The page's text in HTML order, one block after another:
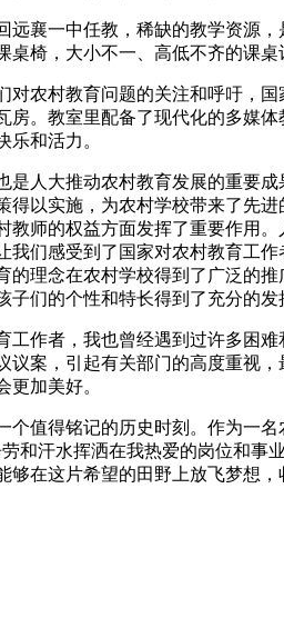
襄一中任教，稀缺的教学资源，
桌椅，大小不一、高低不齐的课
村教育问题的关注和呼吁，国
房。教室里配备了现代化的多媒
乐和活力。
大推动农村教育发展的重要成
得以实施，为农村学校带来了先
教师的权益方面发挥了重要作用
我们感受到了国家对农村教育工
的理念在农村学校得到了广泛的
子们的个性和特长得到了充分的发
者，我也曾经遇到过许多困难
议案，引起有关部门的高度重视
更加美好。
得铭记的历史时刻。作为一名
和汗水挥洒在我热爱的岗位和事
够在这片希望的田野上放飞梦想